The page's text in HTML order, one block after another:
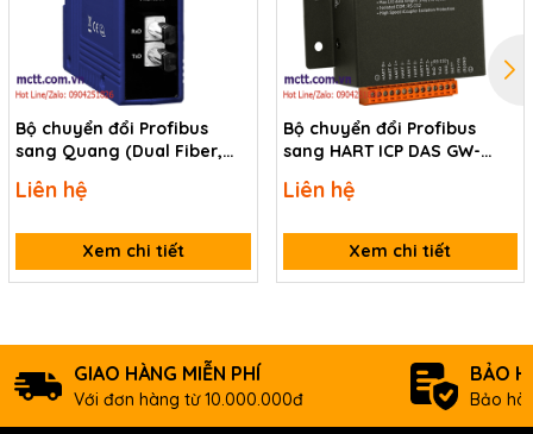
Bộ chuyển đổi Profibus
sang Quang (Dual Fiber,
KM) ICP DAS PROFI-2542 CR
Liên hệ
Xem chi tiết
Bộ chuyển đổi Profibus
sang HART ICP DAS GW-
Liên hệ
Xem chi tiết
GIAO HÀNG MIỄN PHÍ
Với đơn hàng từ 10.000.000đ
BẢO
Bảo